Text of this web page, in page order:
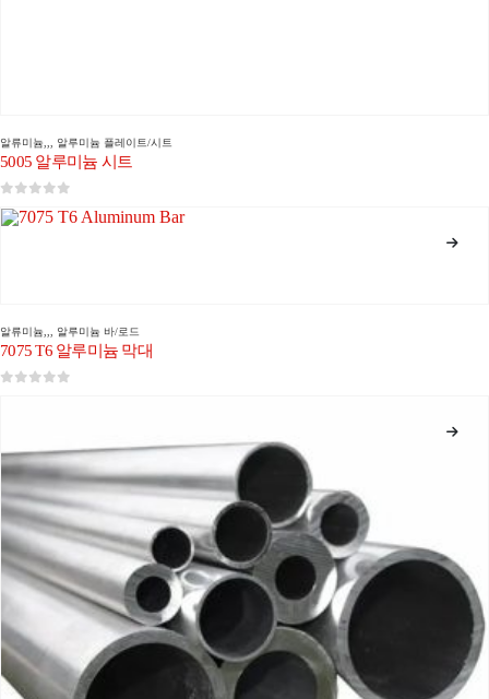
알류미늄 알루미늄 플레이트/시트
5005 알루미늄 시트
알류미늄 알루미늄 바/로드
7075 T6 알루미늄 막대